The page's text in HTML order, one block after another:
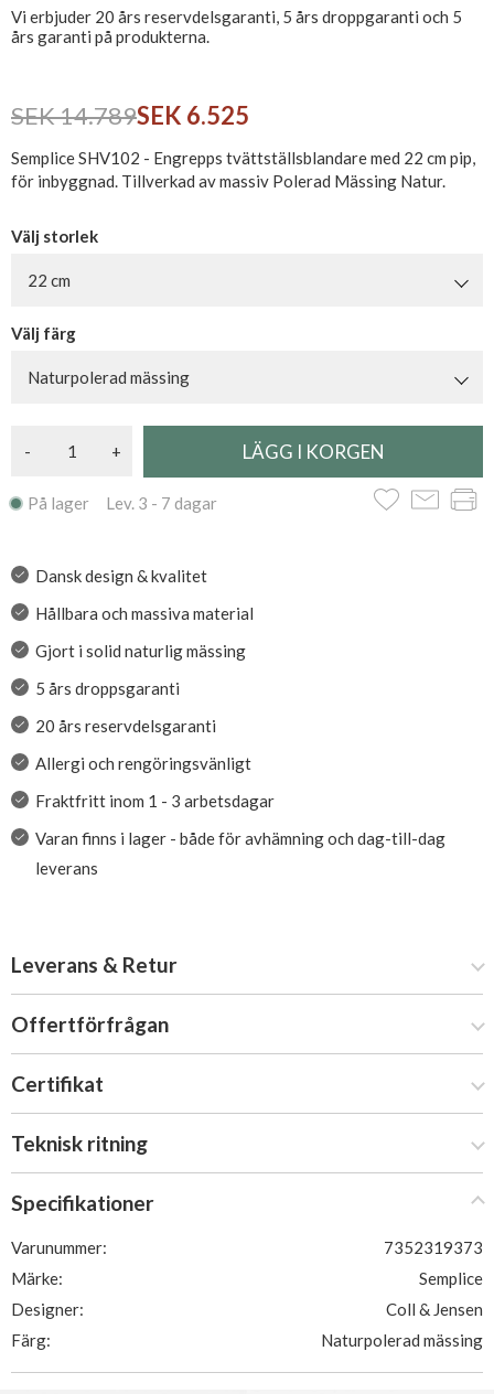
Vi erbjuder 20 års reservdelsgaranti, 5 års droppgaranti och 5
års garanti på produkterna.
SEK 14.789SEK 6.525
Semplice SHV102 - Engrepps tvättställsblandare med 22 cm pip,
för inbyggnad. Tillverkad av massiv Polerad Mässing Natur.
Välj storlek
22 cm
Välj färg
Naturpolerad mässing
- +
På lager Lev. 3 - 7 dagar
Dansk design & kvalitet
Hållbara och massiva material
Gjort i solid naturlig mässing
5 års droppsgaranti
20 års reservdelsgaranti
Allergi och rengöringsvänligt
Fraktfritt inom 1 - 3 arbetsdagar
Varan finns i lager - både för avhämning och dag-till-dag
leverans
Leverans & Retur
Offertförfrågan
Certifikat
Teknisk ritning
Specifikationer
Varunummer:
7352319373
Märke:
Semplice
Designer:
Coll & Jensen
Färg:
Naturpolerad mässing